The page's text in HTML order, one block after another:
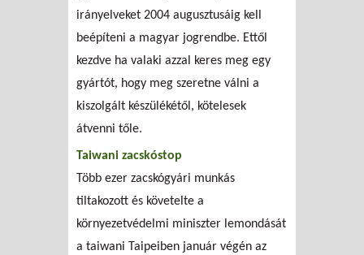
irányelveket 2004 augusztusáig kell
beépíteni a magyar jogrendbe. Ettől
kezdve ha valaki azzal keres meg egy
gyártót, hogy meg szeretne válni a
kiszolgált készülékétől, kötelesek
átvenni tőle.
Taiwani zacskóstop
Több ezer zacskógyári munkás
tiltakozott és követelte a
környezetvédelmi miniszter lemondását
a taiwani Taipeiben január végén az